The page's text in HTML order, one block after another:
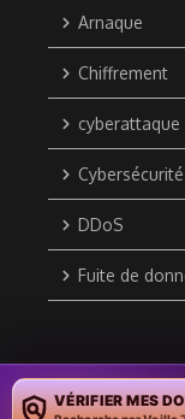
Arnaque
Chiffrement
cyberattaque
Cybersécurité
DDoS
Fuite de
Copyright © 2010
VÉRIFIER MES
• TAÏWAN